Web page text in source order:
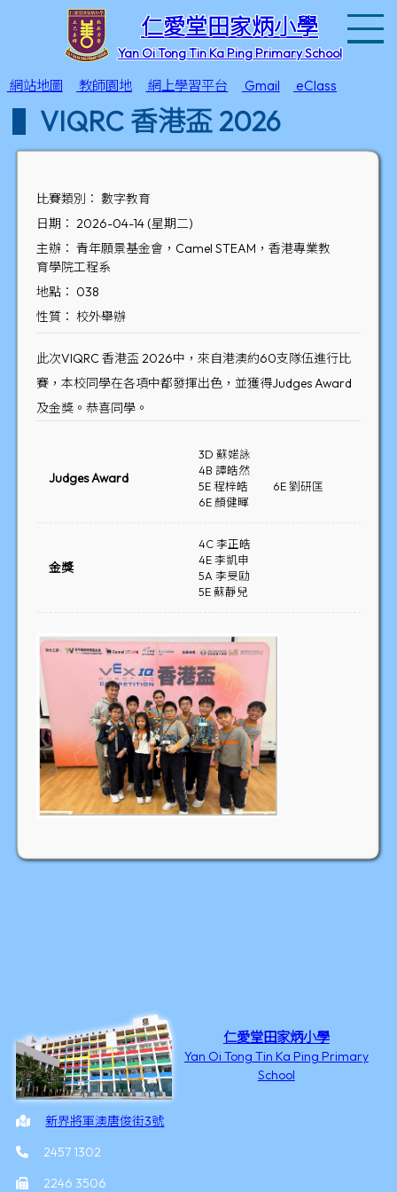
仁愛堂田家炳小學
Yan Oi Tong Tin Ka Ping Primary School
網站地圖 教師園地 網上學習平台 Gmail eClass
VIQRC 香港盃 2026
比賽類別： 數字教育
日期： 2026-04-14 (星期二)
主辦： 青年願景基金會，Camel STEAM，香港專業教
育學院工程系
地點： 038
性質： 校外舉辦
此次VIQRC 香港盃 2026中，來自港澳約60支隊伍進行比
賽，本校同學在各項中都發揮出色，並獲得Judges Award
及金獎。恭喜同學。
Judges Award
3D 蘇婼詠
4B 譚皓然
5E 程梓皓
6E 劉研匡
6E 顏健暉
金獎
4C 李正皓
4E 李凱申
5A 李旻劻
5E 蘇靜兒
仁愛堂田家炳小學
Yan Oi Tong Tin Ka Ping Primary
School
新界將軍澳唐俊街3號
2457 1302
2246 3506